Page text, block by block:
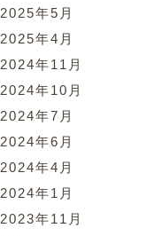
2025年5月
2025年4月
2024年11月
2024年10月
2024年7月
2024年6月
2024年4月
2024年1月
2023年11月